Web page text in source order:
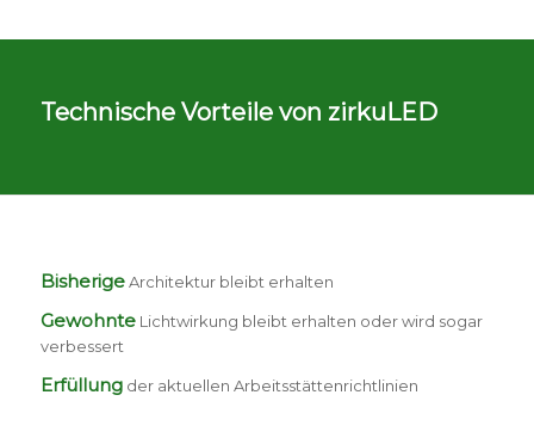
Technische Vorteile von zirkuLED
BisherigeArchitektur bleibt erhalten
GewohnteLichtwirkung bleibt erhalten oder wird sogar
verbessert
Erfüllungder aktuellen Arbeitsstättenrichtlinien